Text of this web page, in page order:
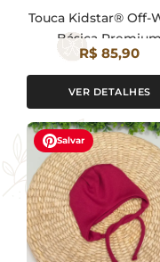
Touca Kidstar® Off-
Básica Premium
R$ 85,90
VER DETALHES
Salvar